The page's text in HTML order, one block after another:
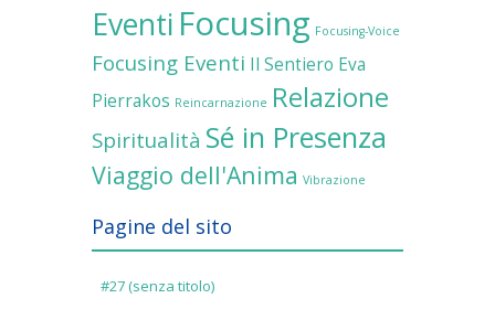
Eventi Focusing Focusing-Voice
Focusing Eventi Il Sentiero Eva
Pierrakos Reincarnazione Relazione
Spiritualità Sé in Presenza
Viaggio dell'Anima Vibrazione
Pagine del sito
#27 (senza titolo)